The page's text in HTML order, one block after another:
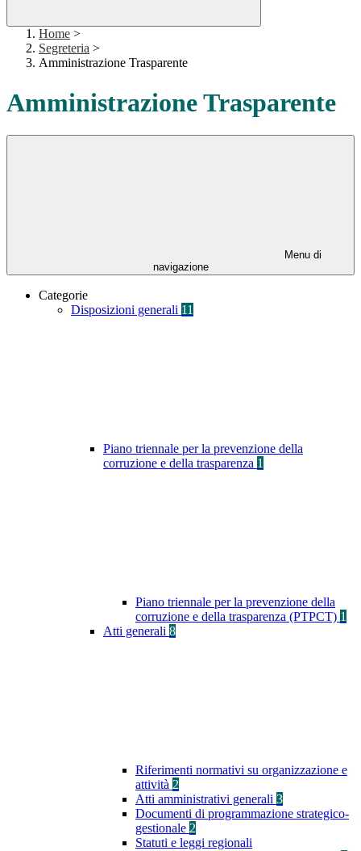
Home >
Segreteria >
Amministrazione Trasparente
Amministrazione Trasparente
Menu di
navigazione
Categorie
Disposizioni generali 11
Piano triennale per la prevenzione della
corruzione e della trasparenza 1
Piano triennale per la prevenzione della
corruzione e della trasparenza (PTPCT) 1
Atti generali 8
Riferimenti normativi su organizzazione e
attività 2
Atti amministrativi generali 3
Documenti di programmazione strategico-
gestionale 2
Statuti e leggi regionali